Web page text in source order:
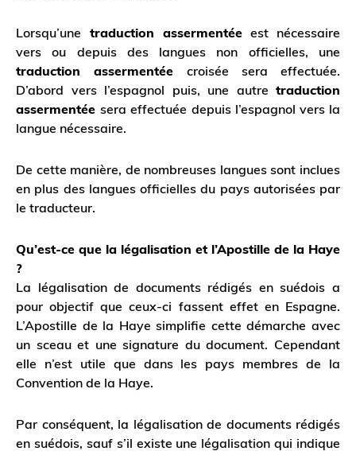
Lorsqu’une traduction assermentée est nécessaire
vers ou depuis des langues non officielles, une
traduction assermentée croisée sera effectuée.
D’abord vers l’espagnol puis, une autre traduction
assermentéesera effectuée depuis l’espagnol vers la
langue nécessaire.
De cette manière, de nombreuses langues sont inclues
en plus des langues officielles du pays autorisées par
le traducteur.
Qu’est-ce que la légalisation et l’Apostille de la Haye
?
La légalisation de documents rédigés en suédois a
pour objectif que ceux-ci fassent effet en Espagne.
L’Apostille de la Haye simplifie cette démarche avec
un sceau et une signature du document. Cependant
elle n’est utile que dans les pays membres de la
Convention de la Haye.
Par conséquent, la légalisation de documents rédigés
en suédois, sauf s’il existe une légalisation qui indique